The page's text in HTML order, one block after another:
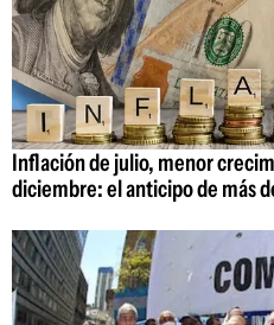
Inflación de julio, menor
diciembre: el anticipo de más